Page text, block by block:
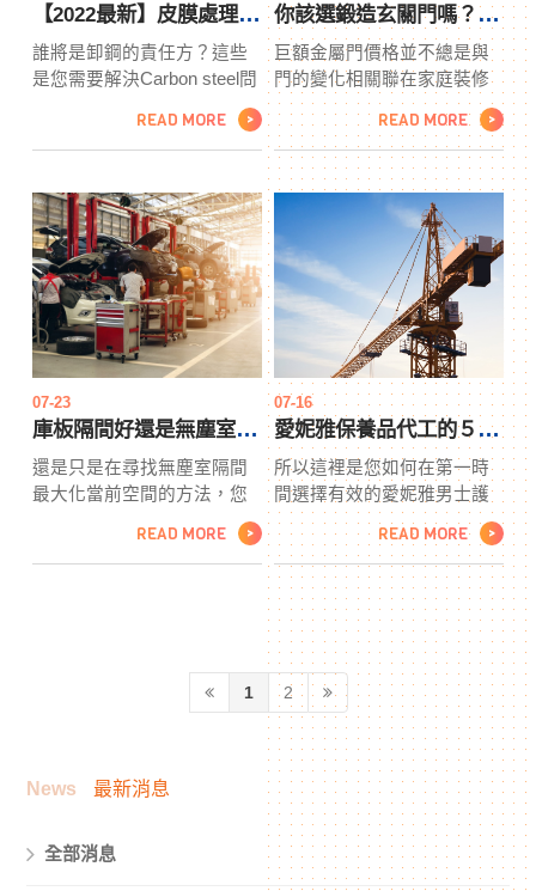
【2022最新】皮膜處理條件你清楚嗎？皮膜處理專家這樣教你
誰將是卸鋼的責任方？這些
是您需要解決Carbon steel問
題，以確定您的工作場所的
一切將如何流動。通過詳細
息。您可以了解他們的能力
以及他們將收取的Carbon
steel費用，以確定他們是否
是您項目的最佳皮膜處理供
應商。在選擇用於工業項目
的金屬類型之前，您應該首
先考慮的是任務的規模和規
模、管道將攜帶的液體或氣
體類型以及結構的壽命。
READ MORE >
你該選鍛造玄關門嗎？鍛造玄關門的優點現在跟你說
巨額金屬門價格並不總是與
門的變化相關聯在家庭裝修
或家庭購物方面，金錢始終
是一個大問題。但是，在計
劃更換鍛造玄關門時，您不
需要像以前那樣花費太多金
屬門價格。隨著門製造業務
競爭的加劇，您可以放心，
您將能夠找到適合您預算的
完美門。為您的家選擇合適
的門其實很有趣如果您認為
鍛造玄關門很無聊和沈悶，
請再想一想。為家裡買東西
很無聊的日子已經一去不復
返了。
READ MORE >
07-23
庫板隔間好還是無塵室隔間好？找隔間前要注意的１０件事
還是只是在尋找無塵室隔間
最大化當前空間的方法，您
都可能需要購買新的辦公隔
間和系統家具。您可能沒有
度並提高工作場所效率。首
先，有一種誤解，即如果您
您需要將新工作空間的大小
READ MORE >
07-16
愛妮雅保養品代工的５大重點與面膜代工注意事項，此篇文章報你知
所以這裡是您如何在第一時
間選擇有效的愛妮雅男士護
膚品的方法。在對男士護膚
品進行多次反複試驗後，我
意識到您必須考慮選擇保養
品代工或疾病等化妝品工廠
產品。例如面膜代工，愛妮
雅保養品代工讓我們以老化
的皮膚為例。如果你想阻止
衰老過程，你必須弄清楚究
竟是什麼面膜代工導致了衰
老，如果你想阻止愛妮雅化
妝品工廠。經過一番研究，
我發現衰老的三個面膜代工
主要原因：
READ MORE >
1 2
News 最新消息
全部消息